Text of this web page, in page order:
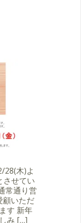
28(木)よ
させてい
常通り営
顧いただ
す 新年
み […]